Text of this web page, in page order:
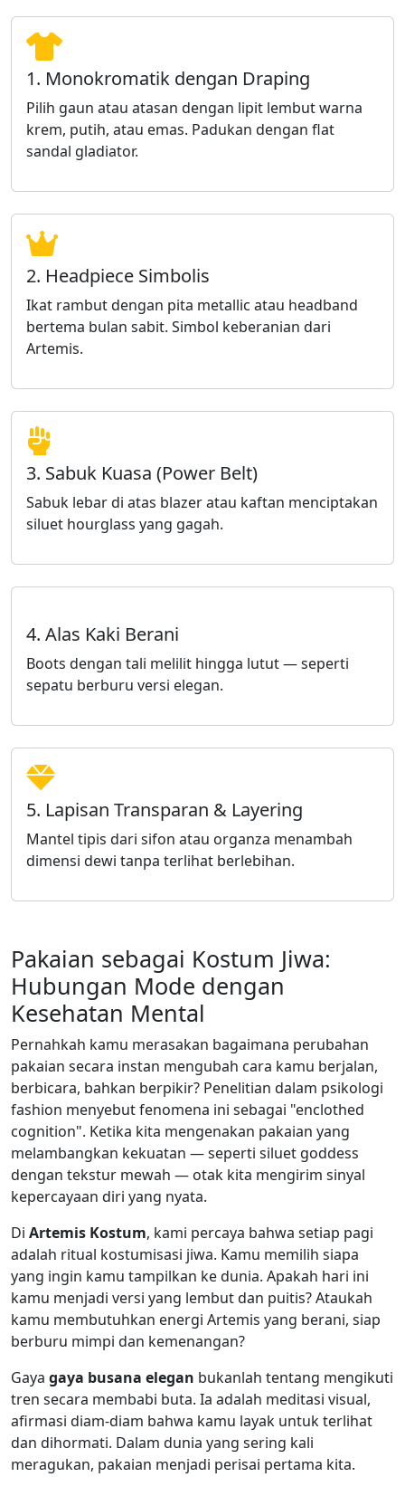
1. Monokromatik dengan Draping
Pilih gaun atau atasan dengan lipit lembut warna
krem, putih, atau emas. Padukan dengan flat
sandal gladiator.
2. Headpiece Simbolis
Ikat rambut dengan pita metallic atau headband
bertema bulan sabit. Simbol keberanian dari
Artemis.
3. Sabuk Kuasa (Power Belt)
Sabuk lebar di atas blazer atau kaftan menciptakan
siluet hourglass yang gagah.
4. Alas Kaki Berani
Boots dengan tali melilit hingga lutut — seperti
sepatu berburu versi elegan.
5. Lapisan Transparan & Layering
Mantel tipis dari sifon atau organza menambah
dimensi dewi tanpa terlihat berlebihan.
Pakaian sebagai Kostum Jiwa:
Hubungan Mode dengan
Kesehatan Mental
Pernahkah kamu merasakan bagaimana perubahan
pakaian secara instan mengubah cara kamu berjalan,
berbicara, bahkan berpikir? Penelitian dalam psikologi
fashion menyebut fenomena ini sebagai "enclothed
cognition". Ketika kita mengenakan pakaian yang
melambangkan kekuatan — seperti siluet goddess
dengan tekstur mewah — otak kita mengirim sinyal
kepercayaan diri yang nyata.
Di Artemis Kostum, kami percaya bahwa setiap pagi
adalah ritual kostumisasi jiwa. Kamu memilih siapa
yang ingin kamu tampilkan ke dunia. Apakah hari ini
kamu menjadi versi yang lembut dan puitis? Ataukah
kamu membutuhkan energi Artemis yang berani, siap
berburu mimpi dan kemenangan?
Gaya gaya busana elegan bukanlah tentang mengikuti
tren secara membabi buta. Ia adalah meditasi visual,
afirmasi diam-diam bahwa kamu layak untuk terlihat
dan dihormati. Dalam dunia yang sering kali
meragukan, pakaian menjadi perisai pertama kita.